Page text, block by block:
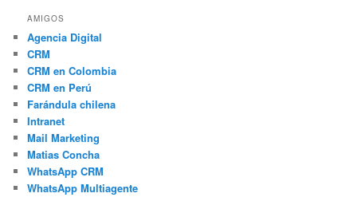
AMIGOS
Agencia Digital
CRM
CRM en Colombia
CRM en Perú
Farándula chilena
Intranet
Mail Marketing
Matias Concha
WhatsApp CRM
WhatsApp Multiagente